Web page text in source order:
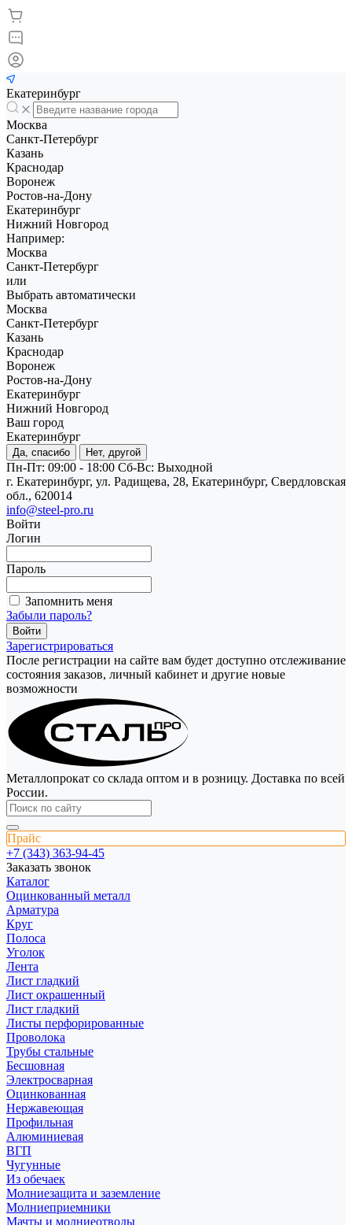
Екатеринбург
Москва
Санкт-Петербург
Казань
Краснодар
Воронеж
Ростов-на-Дону
Екатеринбург
Нижний Новгород
Например:
Москва
Санкт-Петербург
или
Выбрать автоматически
Москва
Санкт-Петербург
Казань
Краснодар
Воронеж
Ростов-на-Дону
Екатеринбург
Нижний Новгород
Ваш город
Екатеринбург
Да, спасибо Нет, другой
Пн-Пт: 09:00 - 18:00 Cб-Вс: Выходной
г. Екатеринбург, ул. Радищева, 28, Екатеринбург, Свердловская
обл., 620014
info@steel-pro.ru
Войти
Логин
Пароль
Запомнить меня
Забыли пароль?
Зарегистрироваться
После регистрации на сайте вам будет доступно отслеживание
состояния заказов, личный кабинет и другие новые
возможности
Металлопрокат со склада оптом и в розницу. Доставка по всей
России.
Прайс
+7 (343) 363-94-45
Заказать звонок
Каталог
Оцинкованный металл
Арматура
Круг
Полоса
Уголок
Лента
Лист гладкий
Лист окрашенный
Лист гладкий
Листы перфорированные
Проволока
Трубы стальные
Бесшовная
Электросварная
Оцинкованная
Нержавеющая
Профильная
Алюминиевая
ВГП
Чугунные
Из обечаек
Молниезащита и заземление
Молниеприемники
Мачты и молниеотводы